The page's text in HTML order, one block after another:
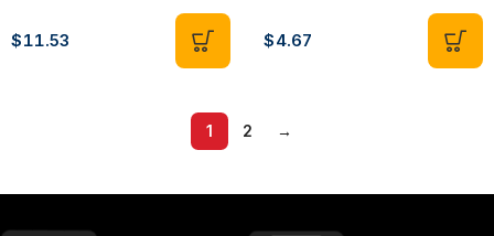
$11.53 $4.67
1 2 →